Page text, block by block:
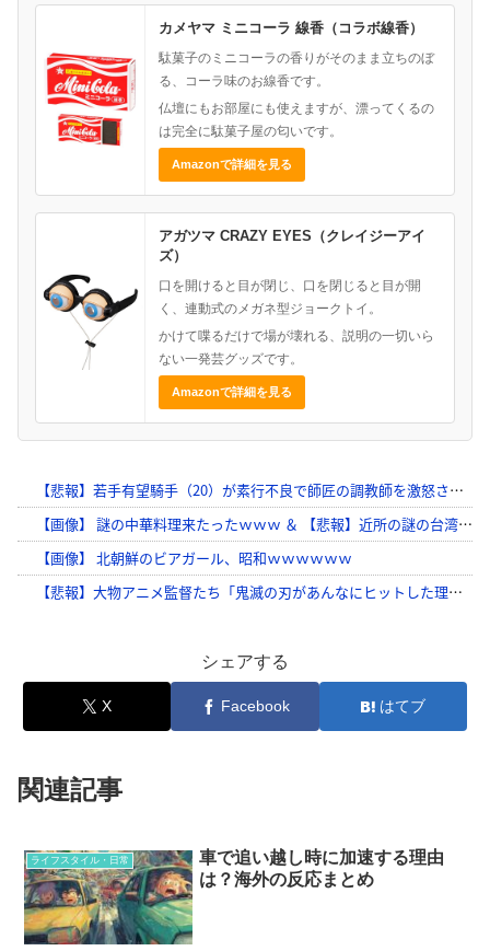
カメヤマ ミニコーラ 線香（コラボ線香）
駄菓子のミニコーラの香りがそのまま立ちのぼ
る、コーラ味のお線香です。
仏壇にもお部屋にも使えますが、漂ってくるの
は完全に駄菓子屋の匂いです。
Amazonで詳細を見る
アガツマ CRAZY EYES（クレイジーアイ
ズ）
口を開けると目が閉じ、口を閉じると目が開
く、連動式のメガネ型ジョークトイ。
かけて喋るだけで場が壊れる、説明の一切いら
ない一発芸グッズです。
Amazonで詳細を見る
シェアする
X Facebook はてブ
関連記事
ライフスタイル・日常
車で追い越し時に加速する理由
は？海外の反応まとめ